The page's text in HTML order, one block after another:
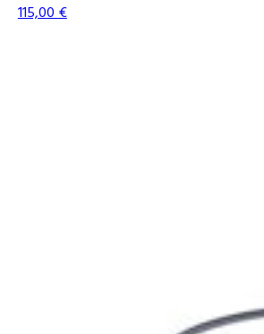
115,00€